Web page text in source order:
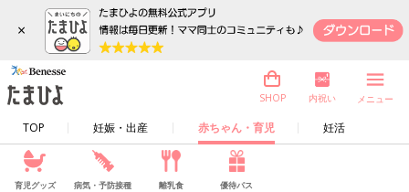
×
TOP 妊娠・出産 赤ちゃん・育児 妊活
SHOP 内祝い メニュー
育児グッズ 病気・予防接種 離乳食 優待パス